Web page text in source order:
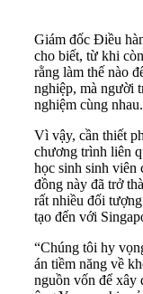
Giám đốc Điều
cho biết, từ khi
rằng làm thế nào
nghiệp, mà người
nghiệm cùng nhau.
Vì vậy, cần thiết
chương trình liên
học sinh sinh viên
đồng này đã trở
rất nhiều đối
tạo đến với
“Chúng tôi hy
án tiềm năng về
nguồn vốn để xây